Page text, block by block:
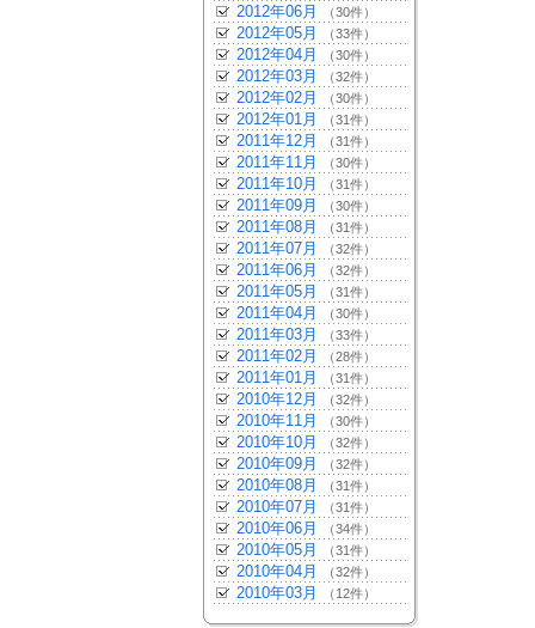
2012年06月 （30件）
2012年05月 （33件）
2012年04月 （30件）
2012年03月 （32件）
2012年02月 （30件）
2012年01月 （31件）
2011年12月 （31件）
2011年11月 （30件）
2011年10月 （31件）
2011年09月 （30件）
2011年08月 （31件）
2011年07月 （32件）
2011年06月 （32件）
2011年05月 （31件）
2011年04月 （30件）
2011年03月 （33件）
2011年02月 （28件）
2011年01月 （31件）
2010年12月 （32件）
2010年11月 （30件）
2010年10月 （32件）
2010年09月 （32件）
2010年08月 （31件）
2010年07月 （31件）
2010年06月 （34件）
2010年05月 （31件）
2010年04月 （32件）
2010年03月 （12件）